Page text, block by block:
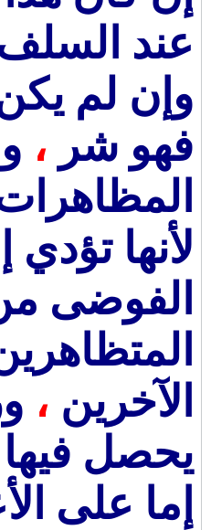
عند
وإن لم
فهو شر ،
لأنها تؤدي
الفوضى
الآخرين ،
يحصل فيها
إما على